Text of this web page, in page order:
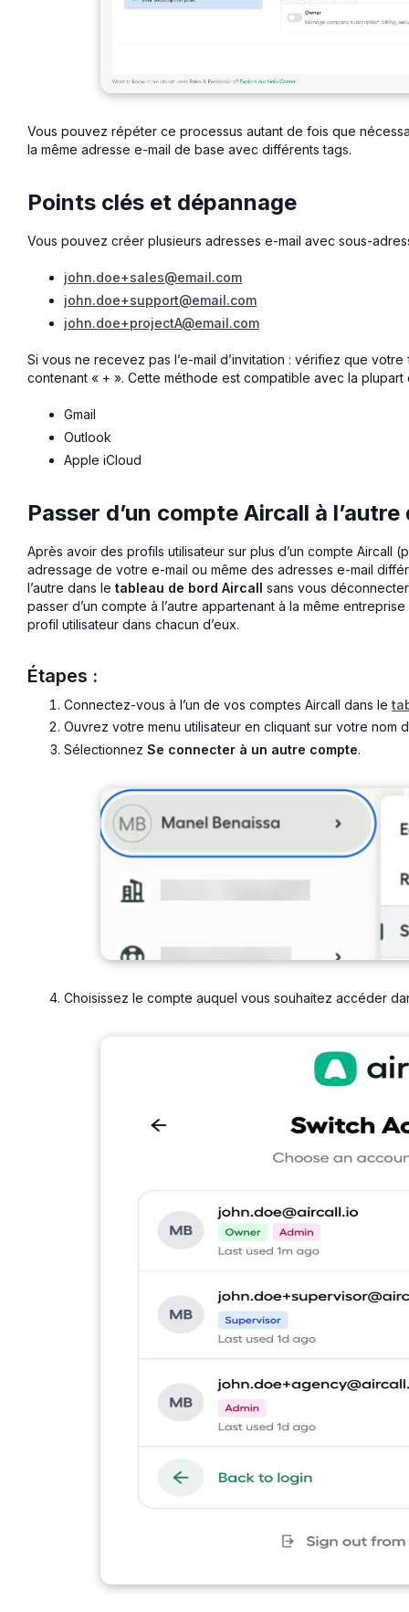
Vous pouvez répéter ce processus autant de fois que
la même adresse e-mail de base avec différents tags.
Points clés et dépannage
Vous pouvez créer plusieurs adresses e-mail avec sous-
john.doe+sales@email.com
john.doe+support@email.com
john.doe+projectA@email.com
Si vous ne recevez pas l’e-mail d’invitation : vérifiez que
contenant « + ». Cette méthode est compatible avec la
Gmail
Outlook
Apple iCloud
Passer d’un compte Aircall à
Après avoir des profils utilisateur sur plus d’un compte Aircall
adressage de votre e-mail ou même des adresses e-mail
l’autre dans le tableau de bord Aircall sans vous
passer d’un compte à l’autre appartenant à la même
profil utilisateur dans chacun d’eux.
Étapes :
Connectez-vous à l’un de vos comptes Aircall dans le
Ouvrez votre menu utilisateur en cliquant sur votre nom
Sélectionnez Se connecter à un autre compte.
Choisissez le compte auquel vous souhaitez accéder